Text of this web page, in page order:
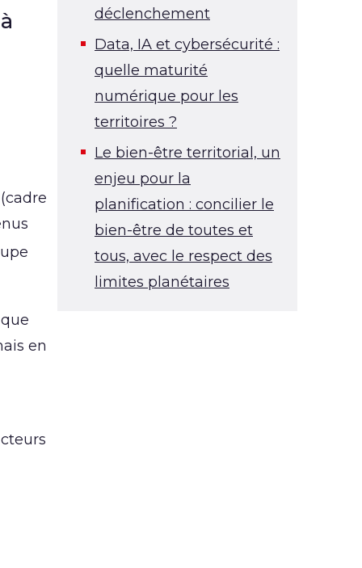
en
déclenchement
Data, IA et cybersécurité :
quelle maturité
numérique pour les
territoires ?
Le bien-être territorial, un
enjeu pour la
planification : concilier le
bien-être de toutes et
tous, avec le respect des
limites planétaires